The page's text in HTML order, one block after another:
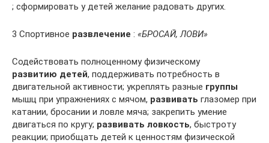
; сформировать у детей желание радовать других.
3 Спортивное развлечение : «БРОСАЙ, ЛОВИ»
Содействовать полноценному физическому
развитию детей, поддерживать потребность в
двигательной активности; укреплять разные группы
мышц при упражнениях с мячом, развивать глазомер при
катании, бросании и ловле мяча; закрепить умение
двигаться по кругу; развивать ловкость, быстроту
реакции; приобщать детей к ценностям физической